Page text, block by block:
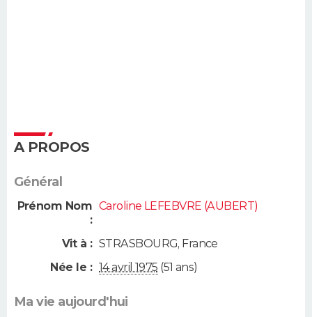
A PROPOS
Général
Prénom Nom
:
Caroline LEFEBVRE (AUBERT)
Vit à : STRASBOURG, France
Née le : 14 avril 1975 (51 ans)
Ma vie aujourd'hui